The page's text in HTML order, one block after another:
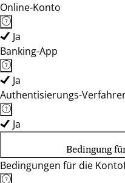
Online-Konto
Ja
Banking-App
Ja
Authentisierungs-
Ja
Bedingung
Bedingungen für die